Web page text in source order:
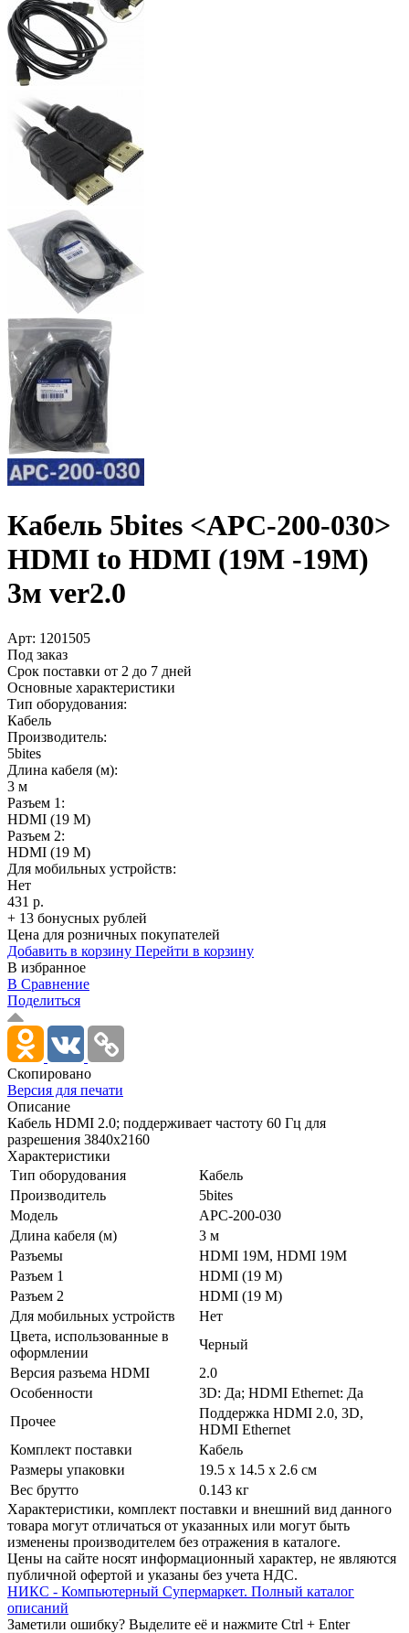
Кабель 5bites <APC-200-030>
HDMI to HDMI (19M -19M)
3м ver2.0
Арт: 1201505
Под заказ
Срок поставки от 2 до 7 дней
Основные характеристики
Тип оборудования:
Кабель
Производитель:
5bites
Длина кабеля (м):
3 м
Разъем 1:
HDMI (19 M)
Разъем 2:
HDMI (19 M)
Для мобильных устройств:
Нет
431 р.
+ 13 бонусных рублей
Цена для розничных покупателей
Добавить в корзину Перейти в корзину
В избранное
В Сравнение
Поделиться
Скопировано
Версия для печати
Описание
Кабель HDMI 2.0; поддерживает частоту 60 Гц для
разрешения 3840x2160
Характеристики
Тип оборудования
Кабель
Производитель
5bites
Модель
APC-200-030
Длина кабеля (м)
3 м
Разъемы
HDMI 19M, HDMI 19M
Разъем 1
HDMI (19 M)
Разъем 2
HDMI (19 M)
Для мобильных устройств
Нет
Цвета, использованные в
оформлении
Черный
Версия разъема HDMI
2.0
Особенности
3D: Да; HDMI Ethernet: Да
Прочее
Поддержка HDMI 2.0, 3D,
HDMI Ethernet
Комплект поставки
Кабель
Размеры упаковки
19.5 x 14.5 x 2.6 см
Вес брутто
0.143 кг
Xарактеристики, комплект поставки и внешний вид данного
товара могут отличаться от указанных или могут быть
изменены производителем без отражения в каталоге.
Цены на сайте носят информационный характер, не являются
публичной офертой и указаны без учета НДС.
НИКС - Компьютерный Cупермаркет. Полный каталог
описаний
Заметили ошибку? Выделите её и нажмите Ctrl + Enter